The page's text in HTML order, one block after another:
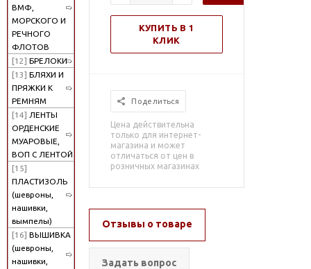
ВМФ,
МОРСКОГО И
РЕЧНОГО
ФЛОТОВ
[12] БРЕЛОКИ
[13] БЛЯХИ И
ПРЯЖКИ К
РЕМНЯМ
[14] ЛЕНТЫ
ОРДЕНСКИЕ
МУАРОВЫЕ,
ВОП С ЛЕНТОЙ
[15]
ПЛАСТИЗОЛЬ
(шевроны,
нашивки,
вымпелы)
[16] ВЫШИВКА
(шевроны,
нашивки,
КУПИТЬ В 1
КЛИК
Поделиться
Цена действительна
только для интернет-
магазина и может
отличаться от цен в
розничных магазинах
Отзывы о товаре
Задать вопрос